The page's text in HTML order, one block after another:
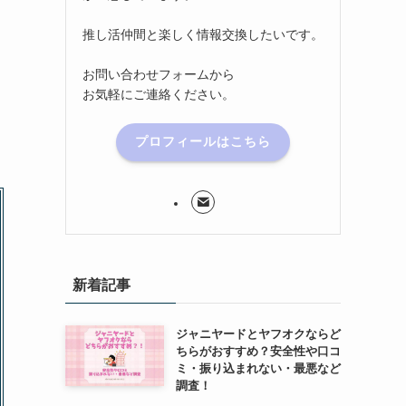
推し活仲間と楽しく情報交換したいです。
お問い合わせフォームから
お気軽にご連絡ください。
プロフィールはこちら
新着記事
ジャニヤードとヤフオクならど
ちらがおすすめ？安全性や口コ
ミ・振り込まれない・最悪など
調査！